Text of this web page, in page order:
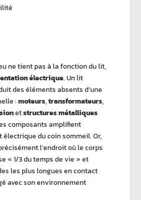
ne tient pas à la fonction du lit,
électrique. Un lit
des éléments absents d’une
:moteurs,transformateurs,
etstructures métalliques
composants amplifient
électrique du coin sommeil. Or,
l’endroit où le corps
« 1/3 du temps de vie » et
les plus longues en contact
avec son environnement